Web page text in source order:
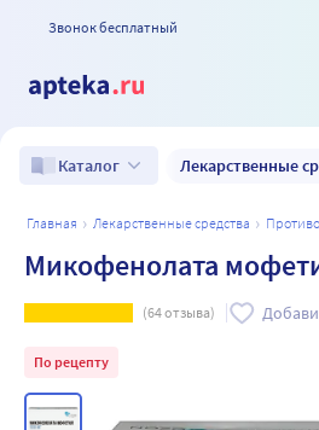
Звонок бесплатный
Каталог Лекарственные
главная лекарственные средства
Микофенолата
(64отзыва)
По рецепту